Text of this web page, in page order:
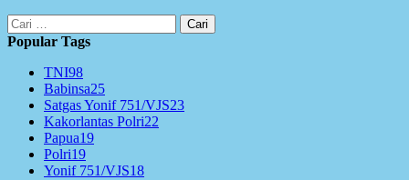
Cari
untuk:
Popular Tags
TNI98
Babinsa25
Satgas Yonif 751/VJS23
Kakorlantas Polri22
Papua19
Polri19
Yonif 751/VJS18